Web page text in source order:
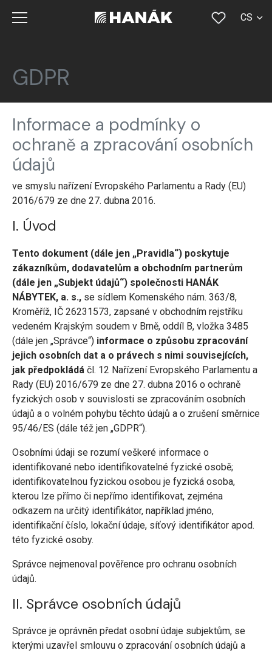
CS
FR
GDPR
Informace a podmínky o
ochraně a zpracování osobních
údajů
ve smyslu nařízení Evropského Parlamentu a Rady (EU)
2016/679 ze dne 27. dubna 2016.
I. Úvod
Tento dokument (dále jen „Pravidla“) poskytuje
zákazníkům, dodavatelům a obchodním partnerům
(dále jen „Subjekt údajů“) společnosti HANÁK
NÁBYTEK, a. s., se sídlem Komenského nám. 363/8,
Kroměříž, IČ 26231573, zapsané v obchodním rejstříku
vedeném Krajským soudem v Brně, oddíl B, vložka 3485
(dále jen „Správce“) informace o způsobu zpracování
jejich osobních dat a o právech s nimi souvisejících,
jak předpokládá čl. 12 Nařízení Evropského Parlamentu a
Rady (EU) 2016/679 ze dne 27. dubna 2016 o ochraně
fyzických osob v souvislosti se zpracováním osobních
údajů a o volném pohybu těchto údajů a o zrušení směrnice
95/46/ES (dále též jen „GDPR“).
Osobními údaji se rozumí veškeré informace o
identifikované nebo identifikovatelné fyzické osobě;
identifikovatelnou fyzickou osobou je fyzická osoba,
kterou lze přímo či nepřímo identifikovat, zejména
odkazem na určitý identifikátor, například jméno,
identifikační číslo, lokační údaje, síťový identifikátor apod.
této fyzické osoby.
Správce nejmenoval pověřence pro ochranu osobních
údajů.
II. Správce osobních údajů
Správce je oprávněn předat osobní údaje subjektům, se
kterými uzavřel smlouvu o zpracování osobních údajů a